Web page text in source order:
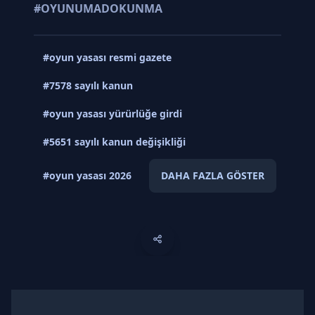
#OYUNUMADOKUNMA
#oyun yasası resmi gazete
#7578 sayılı kanun
#oyun yasası yürürlüğe girdi
#5651 sayılı kanun değişikliği
#oyun yasası 2026 DAHA FAZLA GÖSTER